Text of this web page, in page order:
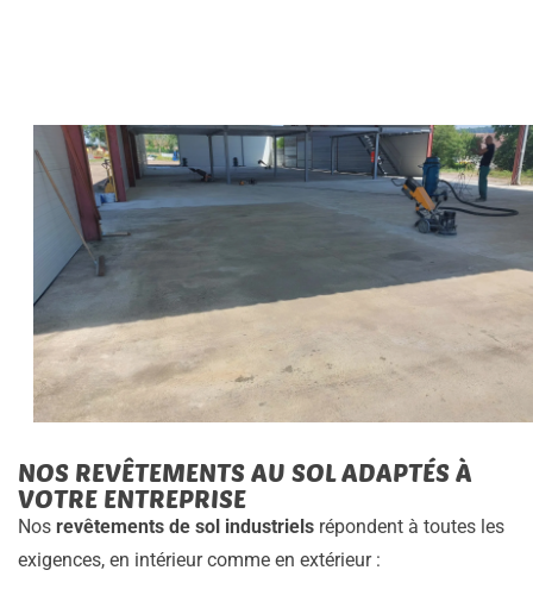
NOS REVÊTEMENTS AU SOL ADAPTÉS À
VOTRE ENTREPRISE
Nos revêtements de sol industriels répondent à toutes les
exigences, en intérieur comme en extérieur :